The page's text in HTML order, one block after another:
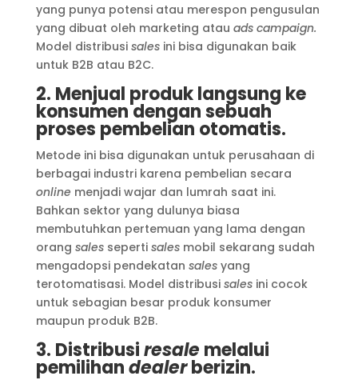
yang punya potensi atau merespon pengusulan
yang dibuat oleh marketing atau ads campaign.
Model distribusi salesini bisa digunakan baik
untuk B2B atau B2C.
2. Menjual produk langsung ke
konsumen dengan sebuah
proses pembelian otomatis.
Metode ini bisa digunakan untuk perusahaan di
berbagai industri karena pembelian secara
online menjadi wajar dan lumrah saat ini.
Bahkan sektor yang dulunya biasa
membutuhkan pertemuan yang lama dengan
orang salesseperti salesmobil sekarang sudah
mengadopsi pendekatan sales yang
terotomatisasi. Model distribusi sales ini cocok
untuk sebagian besar produk konsumer
maupun produk B2B.
3. Distribusiresale melalui
pemilihandealerberizin.